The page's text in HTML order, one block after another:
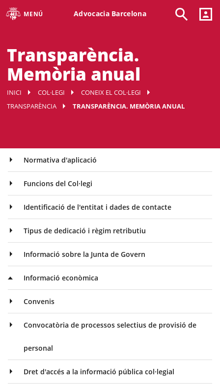
MENÚ Advocacia Barcelona
Transparència.
Memòria anual
INICI COL·LEGI
CONEIX EL COL·LEGI
TRANSPARÈNCIA
TRANSPARÈNCIA. MEMÒRIA ANUAL
Normativa d'aplicació
Funcions del Col·legi
Identificació de l'entitat i dades de contacte
Tipus de dedicació i règim retributiu
Informació sobre la Junta de Govern
Informació econòmica
Convenis
Convocatòria de processos selectius de provisió de
personal
Dret d'accés a la informació pública col·legial